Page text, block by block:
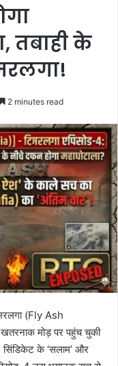
तबाही के
2 minutes read
(Fly Ash
मोड़ पर पहुंच चुकी
के ‘सलाम’ और